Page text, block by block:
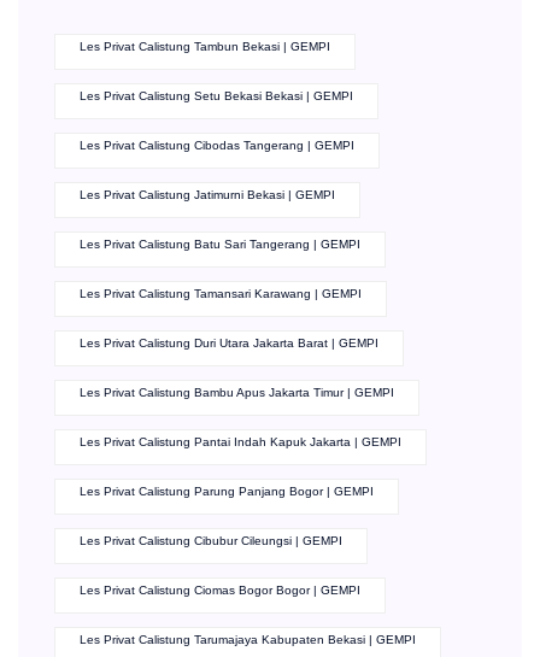
Les Privat Calistung Tambun Bekasi | GEMPI
Les Privat Calistung Setu Bekasi Bekasi | GEMPI
Les Privat Calistung Cibodas Tangerang | GEMPI
Les Privat Calistung Jatimurni Bekasi | GEMPI
Les Privat Calistung Batu Sari Tangerang | GEMPI
Les Privat Calistung Tamansari Karawang | GEMPI
Les Privat Calistung Duri Utara Jakarta Barat | GEMPI
Les Privat Calistung Bambu Apus Jakarta Timur | GEMPI
Les Privat Calistung Pantai Indah Kapuk Jakarta | GEMPI
Les Privat Calistung Parung Panjang Bogor | GEMPI
Les Privat Calistung Cibubur Cileungsi | GEMPI
Les Privat Calistung Ciomas Bogor Bogor | GEMPI
Les Privat Calistung Tarumajaya Kabupaten Bekasi | GEMPI